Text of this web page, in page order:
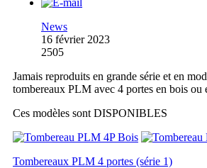
News
16 février 2023
2505
Jamais reproduits en grande série et en
tombereaux PLM avec 4 portes en bois ou
Ces modèles sont DISPONIBLES
Tombereaux PLM 4 portes (série 1)